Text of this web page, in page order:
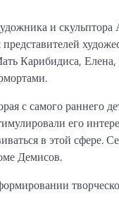
и
Карибидиса,
с самого раннего
его
в этой сфере.
Демисов.